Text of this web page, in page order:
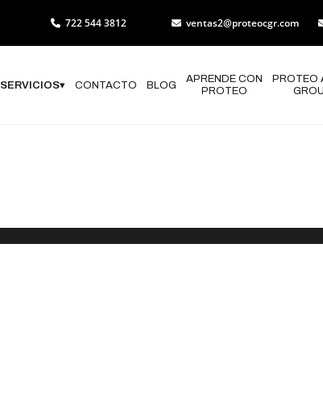
722 544 3812 ventas2@proteocgr.com
SERVICIOS▾ CONTACTO BLOG
APRENDE CON
PROTEO
PROTEO